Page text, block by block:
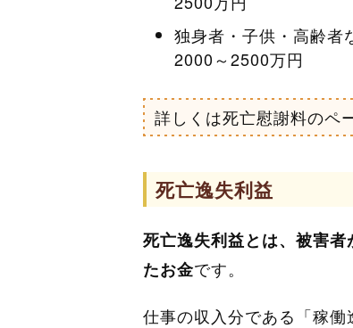
独身者・子供・高齢者
2000～2500万円
詳しくは死亡慰謝料のペ
死亡逸失利益
死亡逸失利益とは、被害
たお金です。
仕事の収入分である「稼働